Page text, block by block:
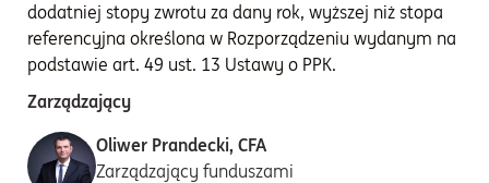
dodatniej stopy zwrotu za dany rok, wyższej niż stopa
referencyjna określona w Rozporządzeniu wydanym na
podstawie art. 49 ust. 13 Ustawy o PPK.
Zarządzający
Oliwer Prandecki, CFA
Zarządzający funduszami